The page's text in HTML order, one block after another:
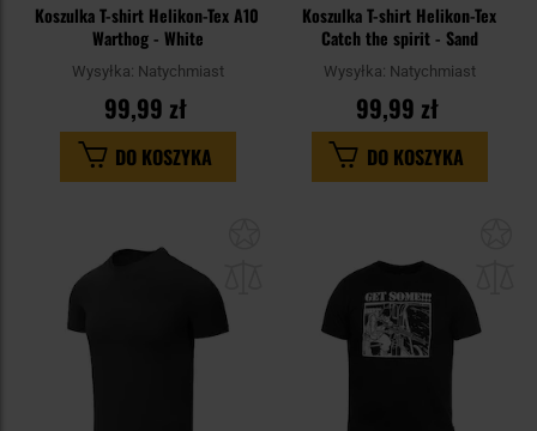
Koszulka T-shirt Helikon-Tex A10
Warthog - White
Wysyłka: Natychmiast
99,99 zł
DO KOSZYKA
Koszulka T-shirt Helikon-Tex
Catch the spirit - Sand
Wysyłka: Natychmiast
99,99 zł
DO KOSZYKA
schowka